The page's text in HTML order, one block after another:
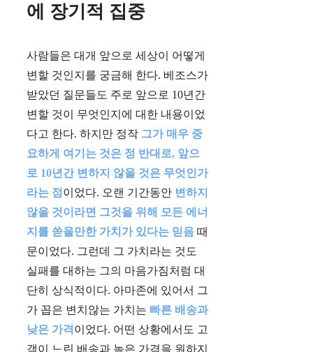
에 장기적 집중
사람들은 대개 앞으로 세상이 어떻게
변할 것인지를 궁금해 한다. 베조스가
받았던 질문들도 주로 앞으로 10년간
변할 것이 무엇인지에 대한 내용이었
다고 한다. 하지만 정작 그가 매우 중
요하게 여기는 것은 정 반대로, 앞으
로 10년간 변하지 않을 것은 무엇인가
라는 점 이었다. 오랜 기간동안 변하지
않을 것이라면 그것을 위해 모든 에너
지를 쏟을만한 가치가 있다는 믿음 때
문이었다. 그런데 그 가치라는 것도
실패를 대하는 그의 마음가짐처럼 대
단히 상식적이다. 아마존에 있어서 그
가 꼽은 변치않는 가치는 빠른 배송과
낮은 가격 이었다. 어떤 상황에서도 고
객이 느린 배송과 높은 가격을 원하지